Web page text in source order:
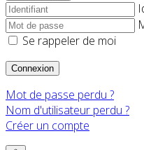
Se rappeler de moi
Connexion
Mot de passe perdu ?
Nom d'utilisateur perdu ?
Créer un compte